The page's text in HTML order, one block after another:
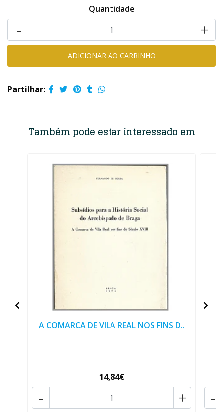
Quantidade
+
-
Partilhar:
Também pode estar interessado em
A COMARCA DE VILA REAL NOS FINS D..
14,84€
+
- -